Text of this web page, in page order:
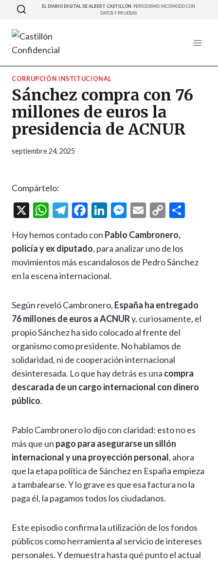
Saltar
contenido
EL DIARIO DIGITAL DE ALBERT CASTILLÓN. PERIODISMO INCÓMODO CON
DATOS Y PRUEBAS
CORRUPCIÓN INSTITUCIONAL
Sánchez compra con 76
millones de euros la
presidencia de ACNUR
septiembre 24, 2025
Compártelo:
X
W
at
s
A
p
T
e
gr
a
F
e
b
o
k
Li
ke
dI
n
M
se
n
E
ai
l
C
p
y
k
p
r
Hoy hemos contado con Pablo Cambronero,
policía y ex diputado, para analizar uno de los
movimientos más escandalosos de Pedro Sánchez
en la escena internacional.
Según reveló Cambronero, España ha entregado
76 millones de euros a ACNURy, curiosamente, el
propio Sánchez ha sido colocado al frente del
organismo como presidente. No hablamos de
solidaridad, ni de cooperación internacional
desinteresada. Lo que hay detrás es una compra
descarada de un cargo internacional con dinero
público.
Pablo Cambronero lo dijo con claridad: esto no es
más que un pago para asegurarse un sillón
internacional y una proyección personal, ahora
que la etapa política de Sánchez en España empieza
a tambalearse. Y lo grave es que esa factura no la
paga él, la pagamos todos los ciudadanos.
Este episodio confirma la utilización de los fondos
públicos como herramienta al servicio de intereses
personales. Y demuestra hasta qué punto el actual